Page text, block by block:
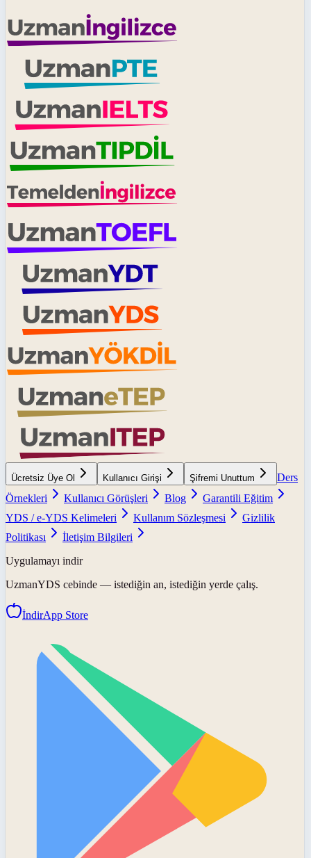
Ücretsiz Üye Ol Kullanıcı Girişi Şifremi Unuttum
Ders
Örnekleri
Kullanıcı Görüşleri Blog
Garantili Eğitim
YDS / e-YDS Kelimeleri
Kullanım Sözleşmesi
Gizlilik
Politikası
İletişim Bilgileri
Uygulamayı indir
UzmanYDS cebinde — istediğin an, istediğin yerde çalış.
İndirApp Store